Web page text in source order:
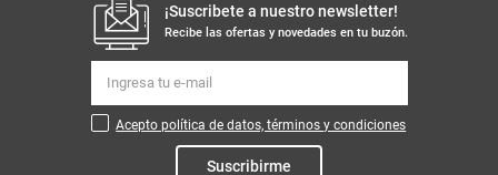
¡Suscribete a nuestro newsletter!
Recibe las ofertas y novedades en tu buzón.
Acepto política de datos, términos y condiciones
Suscribirme